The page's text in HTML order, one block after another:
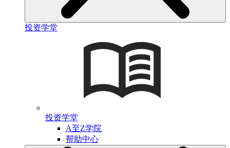
投资学堂
投资学堂
A至Z学院
帮助中心